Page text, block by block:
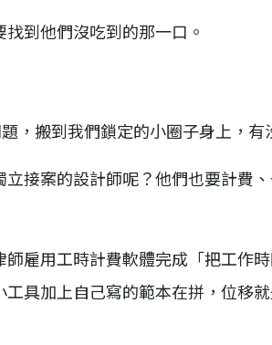
到他們沒吃到的那一口。
，搬到我們鎖定的小圈子身上，有
接案的設計師呢？他們也要計費
雇用工時計費軟體完成「把工作
具加上自己寫的範本在拼，位移